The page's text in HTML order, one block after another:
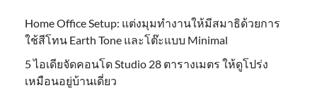
Home Office Setup: แต่งมุมทำงานให้มีสมาธิด้วยการ
ใช้สีโทน Earth Tone และโต๊ะแบบ Minimal
5 ไอเดียจัดคอนโด Studio 28 ตารางเมตร ให้ดูโปร่ง
เหมือนอยู่บ้านเดี่ยว